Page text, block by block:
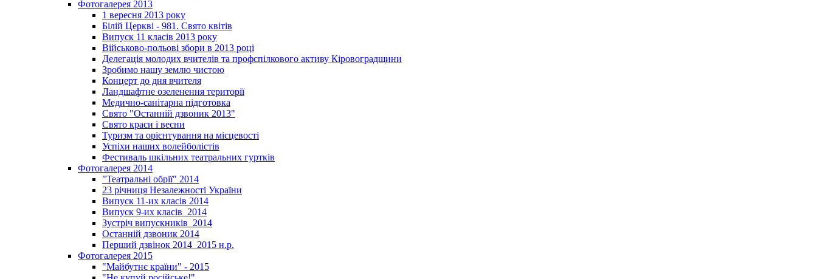
Фотогалерея 2013
1 вересня 2013 року
Білій Церкві - 981. Свято квітів
Випуск 11 класів 2013 року
Військово-польові збори в 2013 році
Делегація молодих вчителів та профспілкового активу Кіровоградщини
Зробимо нашу землю чистою
Концерт до дня вчителя
Ландшафтне озеленення території
Медично-санітарна підготовка
Свято "Останній дзвоник 2013"
Свято краси і весни
Туризм та орієнтування на місцевості
Успіхи наших волейболістів
Фестиваль шкільних театральних гуртків
Фотогалерея 2014
"Театральні обрії" 2014
23 річниця Незалежності України
Випуск 11-их класів 2014
Випуск 9-их класів_2014
Зустріч випускників_2014
Останній дзвоник 2014
Перший дзвінок 2014_2015 н.р.
Фотогалерея 2015
"Майбутнє країни" - 2015